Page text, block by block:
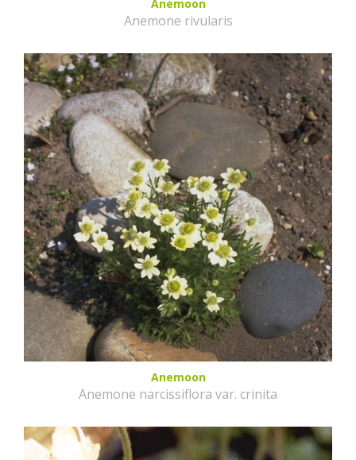
Anemoon
Anemone rivularis
Anemoon
Anemone narcissiflora var. crinita